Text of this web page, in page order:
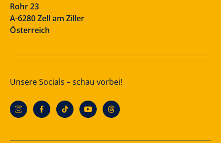
Rohr 23
A-6280 Zell am Ziller
Österreich
Unsere Socials – schau vorbei!